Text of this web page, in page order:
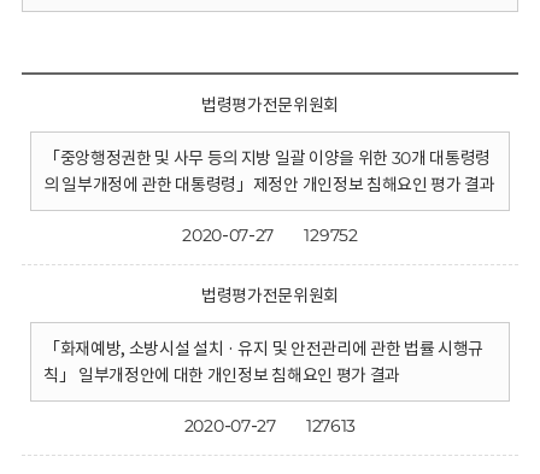
법령평가전문위원회
「중앙행정권한 및 사무 등의 지방 일괄 이양을 위한 30개 대통령령
의 일부개정에 관한 대통령령」제정안 개인정보 침해요인 평가 결과
2020-07-27 129752
법령평가전문위원회
「화재예방, 소방시설 설치 · 유지 및 안전관리에 관한 법률 시행규
칙」 일부개정안에 대한 개인정보 침해요인 평가 결과
2020-07-27 127613